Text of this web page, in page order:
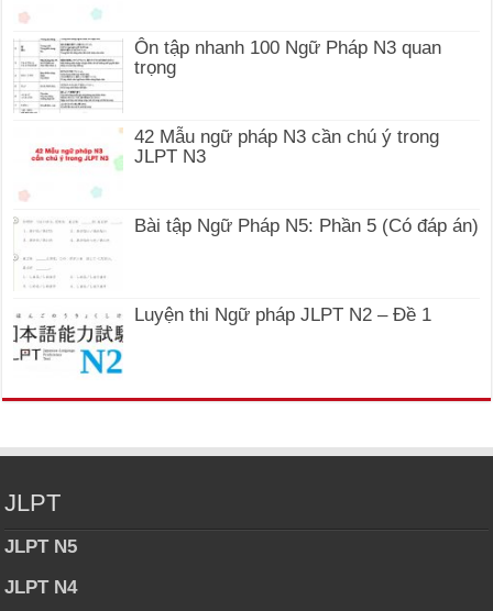
Ôn tập nhanh 100 Ngữ Pháp N3 quan
trọng
42 Mẫu ngữ pháp N3 cần chú ý trong
JLPT N3
Bài tập Ngữ Pháp N5: Phần 5 (Có đáp án)
Luyện thi Ngữ pháp JLPT N2 – Đề 1
JLPT
JLPT N5
JLPT N4